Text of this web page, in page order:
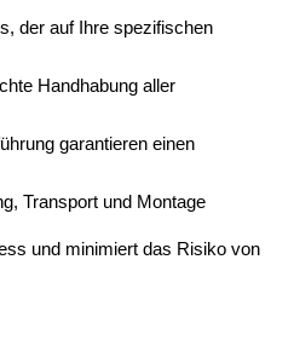
der auf Ihre spezifischen
Handhabung aller
garantieren einen
Transport und Montage
und minimiert das Risiko von